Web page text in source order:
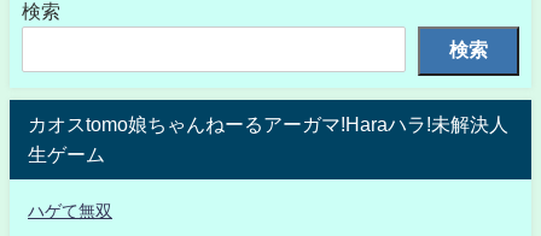
検索
検索
カオスtomo娘ちゃんねーるアーガマ!Haraハラ!未解決人
生ゲーム
ハゲて無双